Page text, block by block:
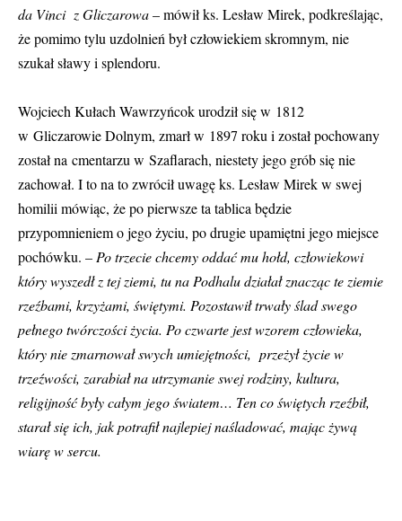
da Vinci z Gliczarowa– mówił ks. Lesław Mirek, podkreślając,
że pomimo tylu uzdolnień był człowiekiem skromnym, nie
szukał sławy i splendoru.
Wojciech Kułach Wawrzyńcok urodził się w 1812
w Gliczarowie Dolnym, zmarł w 1897 roku i został pochowany
został na cmentarzu w Szaflarach, niestety jego grób się nie
zachował. I to na to zwrócił uwagę ks. Lesław Mirek w swej
homilii mówiąc, że po pierwsze ta tablica będzie
przypomnieniem o jego życiu, po drugie upamiętni jego miejsce
pochówku. – Po trzecie chcemy oddać mu hołd, człowiekowi
który wyszedł z tej ziemi, tu na Podhalu działał znacząc te ziemie
rzeźbami, krzyżami, świętymi. Pozostawił trwały ślad swego
pełnego twórczości życia. Po czwarte jest wzorem człowieka,
który nie zmarnował swych umiejętności, przeżył życie w
trzeźwości, zarabiał na utrzymanie swej rodziny, kultura,
religijność były całym jego światem… Ten co świętych rzeźbił,
starał się ich, jak potrafił najlepiej naśladować, mając żywą
wiarę w sercu.